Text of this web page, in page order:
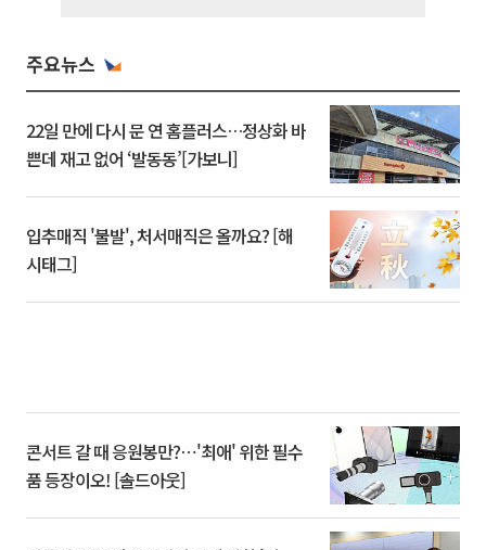
주요뉴스
22일 만에 다시 문 연 홈플러스…정상화 바
쁜데 재고 없어 ‘발동동’[가보니]
입추매직 '불발', 처서매직은 올까요? [해
시태그]
콘서트 갈 때 응원봉만?⋯'최애' 위한 필수
품 등장이오! [솔드아웃]